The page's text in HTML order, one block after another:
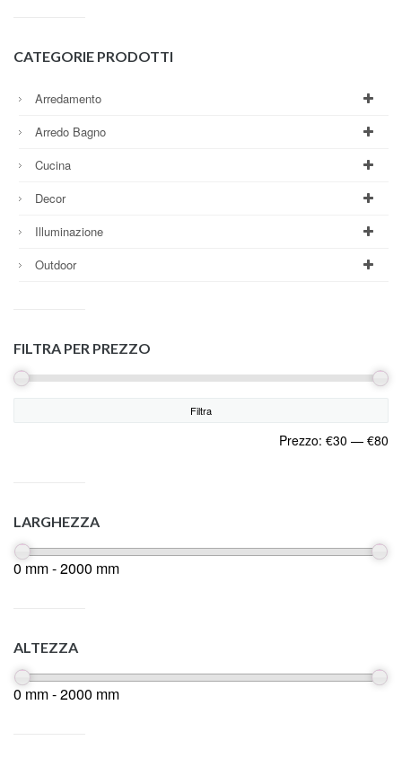
CATEGORIE PRODOTTI
Arredamento
Arredo Bagno
Cucina
Decor
Illuminazione
Outdoor
FILTRA PER PREZZO
Filtra
Prezzo: €30 — €80
LARGHEZZA
0 mm - 2000 mm
ALTEZZA
0 mm - 2000 mm